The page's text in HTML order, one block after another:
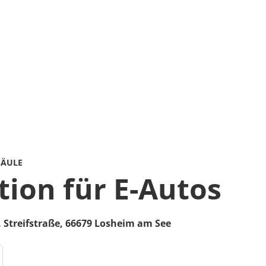
für E-Autos
Streifstraße, 66679 Losheim am See